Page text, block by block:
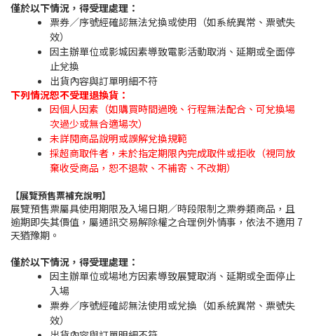
僅於以下情況，得受理處理：
票券／序號經確認無法兌換或使用（如系統異常、票號失
效）
因主辦單位或影城因素導致電影活動取消、延期或全面停
止兌換
出貨內容與訂單明細不符
下列情況恕不受理退換貨：
因個人因素（如購買時間過晚、行程無法配合、可兌換場
次過少或無合適場次）
未詳閱商品說明或誤解兌換規範
採超商取件者，未於指定期限內完成取件或拒收（視同放
棄收受商品，恕不退款、不補寄、不改期）
【展覽預售票補充說明】
展覽預售票屬具使用期限及入場日期／時段限制之票券類商品，且
逾期即失其價值，屬通訊交易解除權之合理例外情事，依法不適用 7
天猶豫期。
僅於以下情況，得受理處理：
因主辦單位或場地方因素導致展覽取消、延期或全面停止
入場
票券／序號經確認無法使用或兌換（如系統異常、票號失
效）